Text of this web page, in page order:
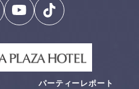
パーティーレポート